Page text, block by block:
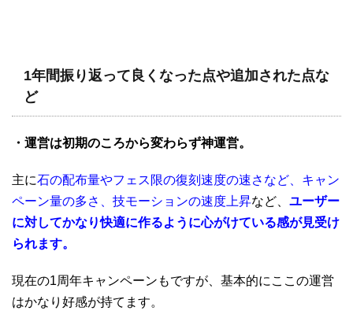
1年間振り返って良くなった点や追加された点な
ど
・運営は初期のころから変わらず神運営。
主に石の配布量やフェス限の復刻速度の速さなど、キャン
ペーン量の多さ、技モーションの速度上昇など、 ユーザー
に対してかなり快適に作るように心がけている感が見受け
られます。
現在の1周年キャンペーンもですが、基本的にここの運営
はかなり好感が持てます。